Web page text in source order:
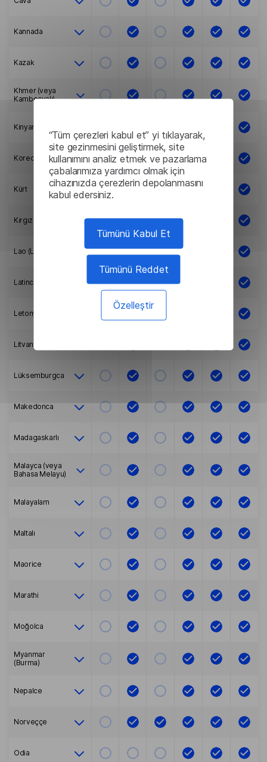
“Tüm çerezleri kabul et” yi tıklayarak,
site gezinmesini geliştirmek, site
kullanımını analiz etmek ve pazarlama
çabalarımıza yardımcı olmak için
cihazınızda çerezlerin depolanmasını
kabul edersiniz.
Tümünü Kabul Et
Tümünü Reddet
Özelleştir
Kannada
Kazak
Khmer (veya
Kamboçyalı)
Kinyarwanda
Korece
Kürt
Kırgız
Lao (Laos)
Latince
Letonyalı
Litvanyalı
Lüksemburgca
Makedonca
Madagaskarlı
Malayca (veya
Bahasa Melayu)
Malayalam
Maltalı
Maorice
Marathi
Moğolca
Myanmar
(Burma)
Nepalce
Norveççe
Odia